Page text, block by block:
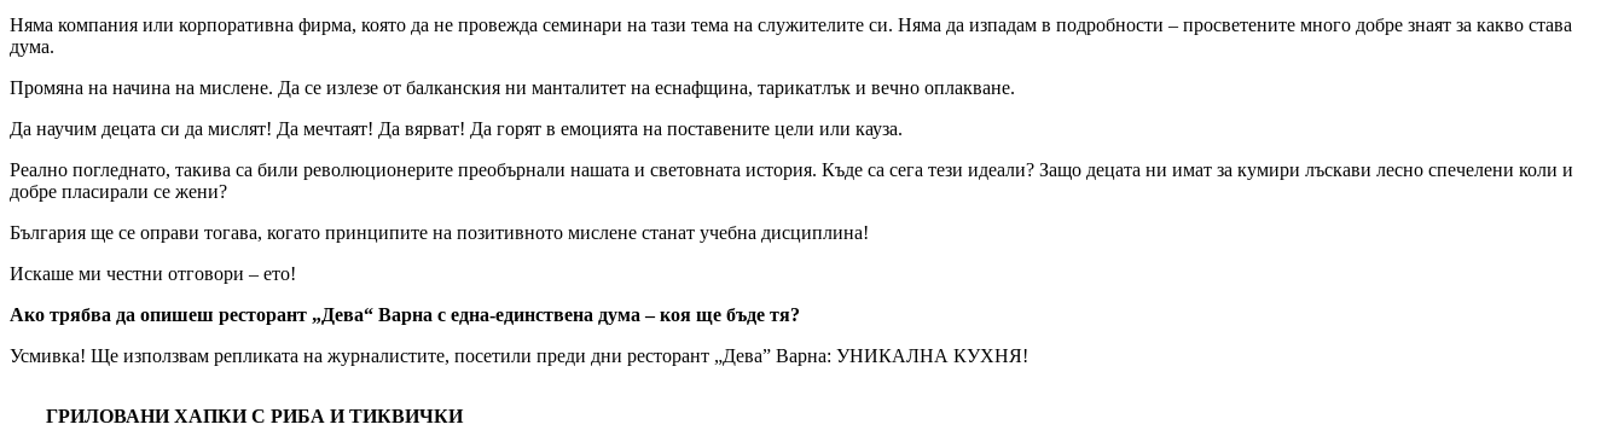
Няма компания или корпоративна фирма, която да не провежда семинари на тази тема на служителите си. Няма да изпадам в подробности – просветените много добре знаят за какво става
дума.
Промяна на начина на мислене. Да се излезе от балканския ни манталитет на еснафщина, тарикатлък и вечно оплакване.
Да научим децата си да мислят! Да мечтаят! Да вярват! Да горят в емоцията на поставените цели или кауза.
Реално погледнато, такива са били революционерите преобърнали нашата и световната история. Къде са сега тези идеали? Защо децата ни имат за кумири лъскави лесно спечелени коли и
добре пласирали се жени?
България ще се оправи тогава, когато принципите на позитивното мислене станат учебна дисциплина!
Искаше ми честни отговори – ето!
Ако трябва да опишеш ресторант „Дева“ Варна с една-единствена дума – коя ще бъде тя?
Усмивка! Ще използвам репликата на журналистите, посетили преди дни ресторант „Дева” Варна: УНИКАЛНА КУХНЯ!
ГРИЛОВАНИ ХАПКИ С РИБА И ТИКВИЧКИ